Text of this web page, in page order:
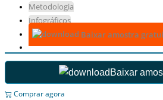
Metodologia
Infográficos
Baixar amostra
Baixar
Comprar agora